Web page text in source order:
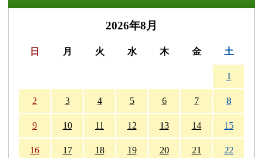
2026年8月
日 月 火 水 木 金 土
1
2 3 4 5 6 7 8
9 10 11 12 13 14 15
16 17 18 19 20 21 22